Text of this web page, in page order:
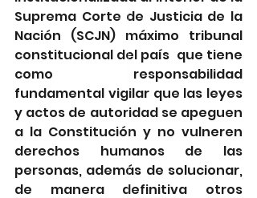
Suprema Corte de Justicia de la
Nación (SCJN) máximo tribunal
constitucional del país  que tiene
como responsabilidad
fundamental vigilar que las leyes
y actos de autoridad se apeguen
a la Constitución y no vulneren
derechos humanos de las
personas, además de solucionar,
de manera definitiva otros